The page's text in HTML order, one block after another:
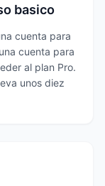
basico
cuenta para
cuenta para
al plan Pro.
unos diez